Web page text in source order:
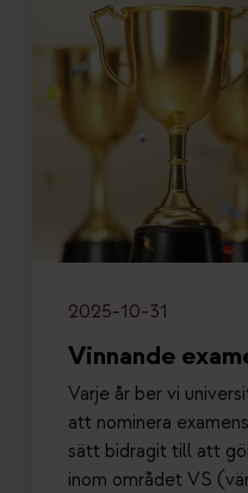
2025-10-31
Vinnande
Varje år ber vi
att nominera
sätt bidragit till att
inom området VS